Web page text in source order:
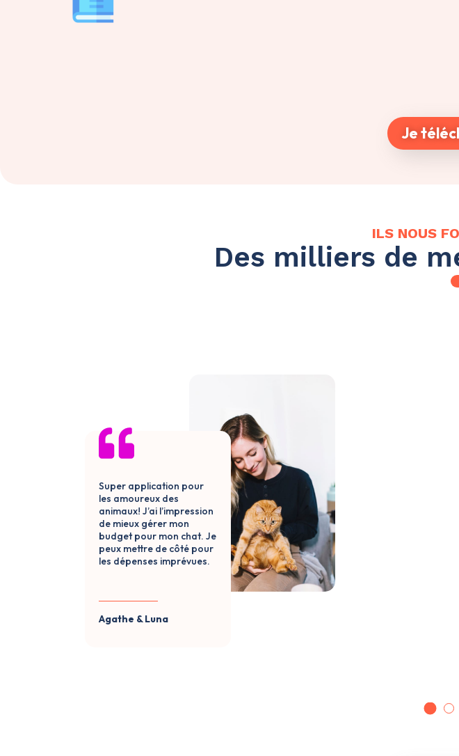
Je
ILS NOUS
Des milliers de
Super application pour
les amoureux des
animaux! J’ai l’impression
de mieux gérer mon
budget pour mon chat. Je
peux mettre de côté pour
les dépenses imprévues.
Agathe & Luna